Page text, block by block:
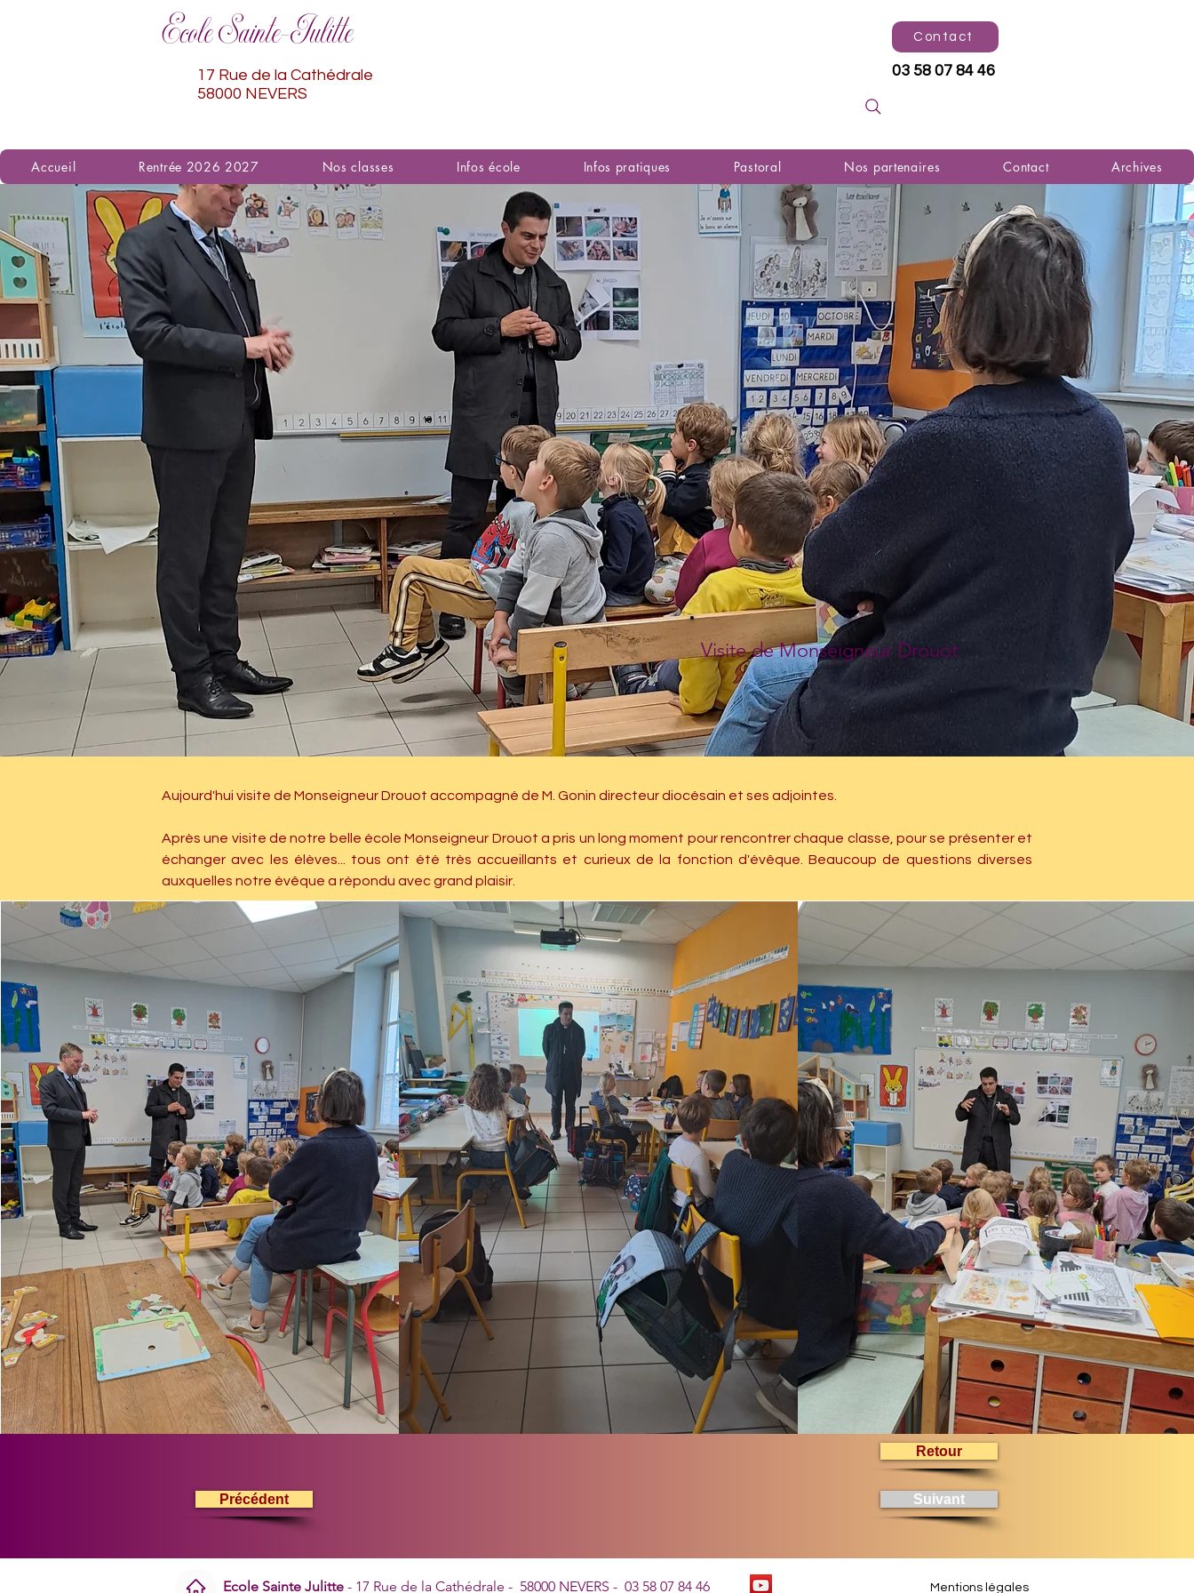
Ecole Sainte-Julitte
17 Rue de la Cathédrale
58000 NEVERS
Contact
03 58 07 84 46
Accueil Rentrée 2026 2027 Nos classes Infos école Infos pratiques Pastoral Nos partenaires Contact Archives
Visite de Monseigneur Drouot
Aujourd'hui visite de Monseigneur Drouot accompagné de M. Gonin directeur diocésain et ses adjointes.
Après une visite de notre belle école Monseigneur Drouot a pris un long moment pour rencontrer chaque classe, pour se présenter et
échanger avec les élèves... tous ont été très accueillants et curieux de la fonction d'évêque. Beaucoup de questions diverses
auxquelles notre évêque a répondu avec grand plaisir.
Retour
Précédent Suivant
Ecole Sainte Julitte - 17 Rue de la Cathédrale - 58000 NEVERS - 03 58 07 84 46 Mentions légales